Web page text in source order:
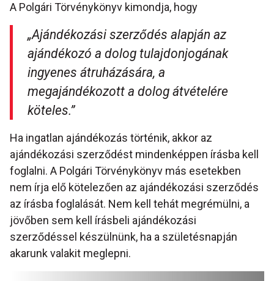
A Polgári Törvénykönyv kimondja, hogy
„Ajándékozási szerződés alapján az
ajándékozó a dolog tulajdonjogának
ingyenes átruházására, a
megajándékozott a dolog átvételére
köteles.”
Ha ingatlan ajándékozás történik, akkor az
ajándékozási szerződést mindenképpen írásba kell
foglalni. A Polgári Törvénykönyv más esetekben
nem írja elő kötelezően az ajándékozási szerződés
az írásba foglalását. Nem kell tehát megrémülni, a
jövőben sem kell írásbeli ajándékozási
szerződéssel készülnünk, ha a születésnapján
akarunk valakit meglepni.